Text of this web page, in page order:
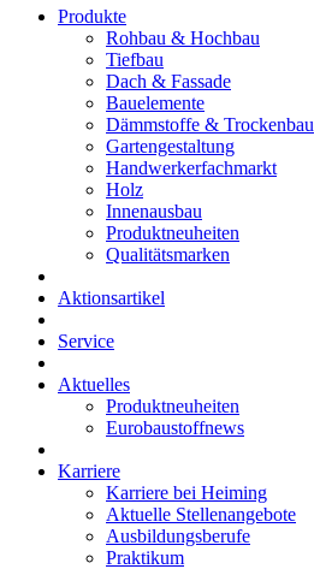
Produkte
Rohbau & Hochbau
Tiefbau
Dach & Fassade
Bauelemente
Dämmstoffe & Trockenbau
Gartengestaltung
Handwerkerfachmarkt
Holz
Innenausbau
Produktneuheiten
Qualitätsmarken
Aktionsartikel
Service
Aktuelles
Produktneuheiten
Eurobaustoffnews
Karriere
Karriere bei Heiming
Aktuelle Stellenangebote
Ausbildungsberufe
Praktikum